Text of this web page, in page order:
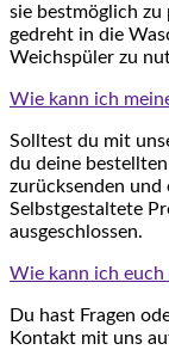
sie bestmöglich
gedreht in die
Weichspüler zu
Wie kann ich
Solltest du mit
du deine
zurücksenden
Selbstgestaltete
ausgeschlossen.
Wie kann ich euch
Du hast Fragen
Kontakt mit uns